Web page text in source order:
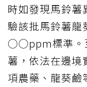
時如發現馬鈴薯
驗該批馬鈴薯龍
○○ppm標準。
薯，依法在邊境
項農藥、龍葵鹼